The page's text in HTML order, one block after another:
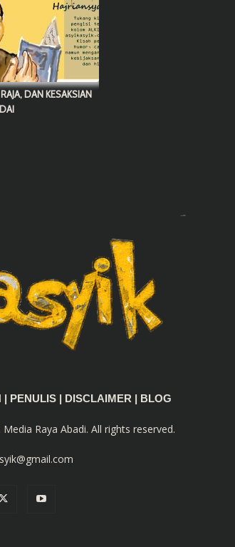
DAN KESAKSIAN
PENULIS DISCLAIMER BLOG
Raya Abadi. All rights reserved.